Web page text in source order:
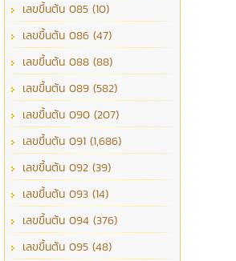
เลขขึ้นต้น 085 (10)
เลขขึ้นต้น 086 (47)
เลขขึ้นต้น 088 (88)
เลขขึ้นต้น 089 (582)
เลขขึ้นต้น 090 (207)
เลขขึ้นต้น 091 (1,686)
เลขขึ้นต้น 092 (39)
เลขขึ้นต้น 093 (14)
เลขขึ้นต้น 094 (376)
เลขขึ้นต้น 095 (48)